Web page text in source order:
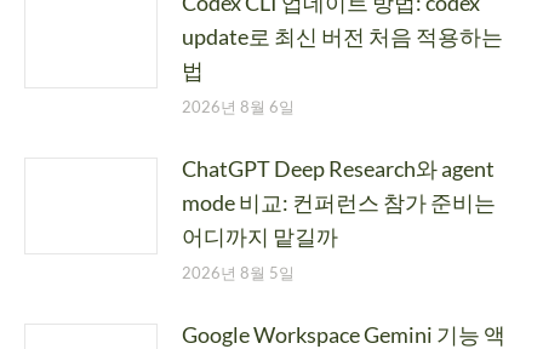
update로 최신 버전 처음 적용하는
법
2026년 8월 6일
ChatGPT Deep Research와 agent
mode 비교: 컨퍼런스 참가 준비는
어디까지 맡길까
2026년 8월 5일
Google Workspace Gemini 기능 액